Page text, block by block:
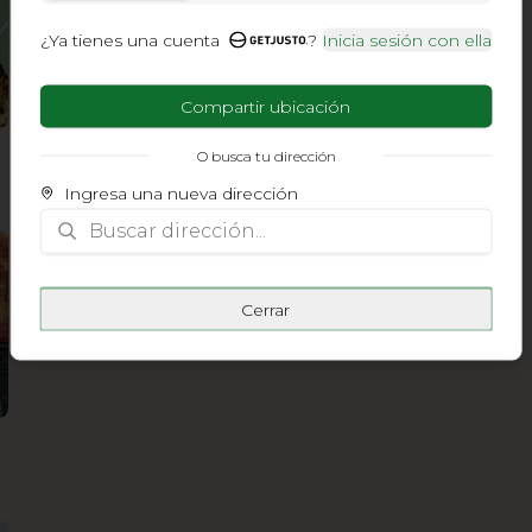
¿Ya tienes una cuenta ? Inicia sesión con ella
Compartir ubicación
O busca tu dirección
Ingresa una nueva dirección
Cerrar